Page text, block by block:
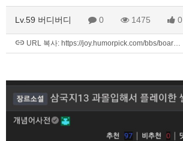
Lv.59 버디버디 0 1475 0
URL 복사: https://joy.humorpick.com/bbs/boar…